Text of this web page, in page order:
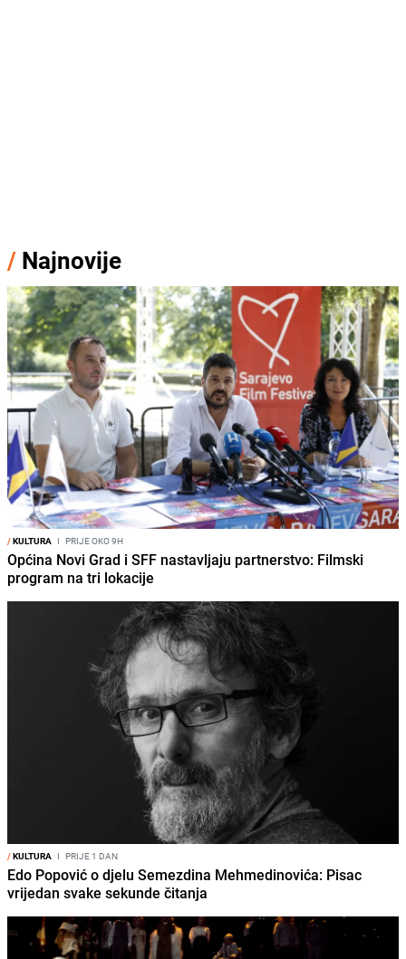
/ Najnovije
/KULTURA I PRIJE OKO 9H
Općina Novi Grad i SFF nastavljaju partnerstvo: Filmski
program na tri lokacije
/KULTURA I PRIJE 1 DAN
Edo Popović o djelu Semezdina Mehmedinovića: Pisac
vrijedan svake sekunde čitanja